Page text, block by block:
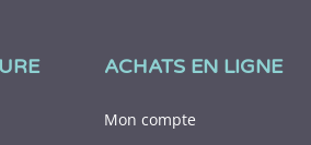
ACHATS EN LIGNE
Mon compte